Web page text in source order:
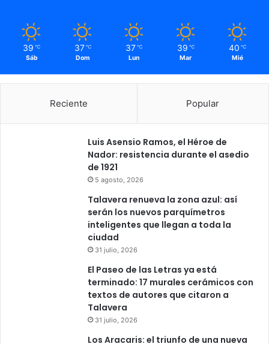
39 ℃
Sáb
37 ℃
Dom
37 ℃
Lun
39 ℃
Mar
40 ℃
Mié
Reciente Popular
Luis Asensio Ramos, el Héroe de
Nador: resistencia durante el asedio
de 1921
5 agosto, 2026
Talavera renueva la zona azul: así
serán los nuevos parquímetros
inteligentes que llegan a toda la
ciudad
31 julio, 2026
El Paseo de las Letras ya está
terminado: 17 murales cerámicos con
textos de autores que citaron a
Talavera
31 julio, 2026
Los Aracaris: el triunfo de una nueva